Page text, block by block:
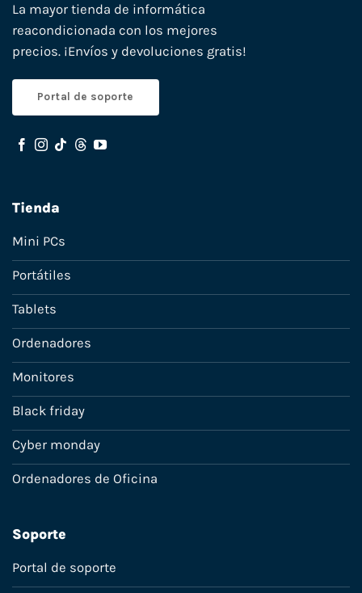
La mayor tienda de informática
reacondicionada con los mejores
precios. ¡Envíos y devoluciones gratis!
Portal de soporte
Tienda
Mini PCs
Portátiles
Tablets
Ordenadores
Monitores
Black friday
Cyber monday
Ordenadores de Oficina
Soporte
Portal de soporte